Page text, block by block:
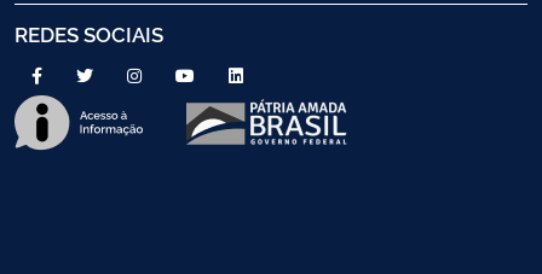
REDES SOCIAIS